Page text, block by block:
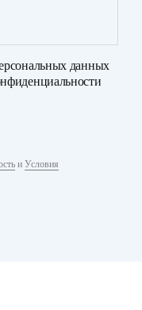
данных
и Условия